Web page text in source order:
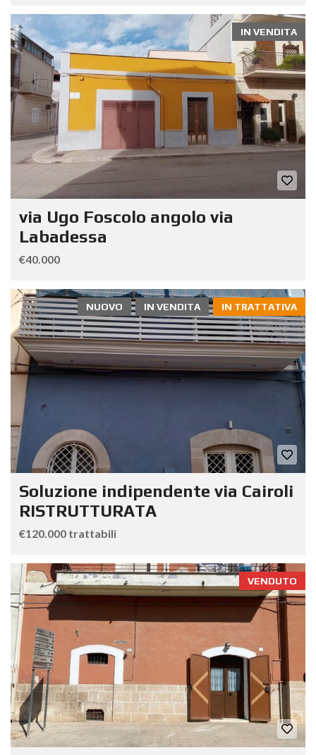
IN VENDITA
via Ugo Foscolo angolo via
Labadessa
€40.000
IN TRATTATIVA
IN VENDITA
NUOVO
Soluzione indipendente via Cairoli
RISTRUTTURATA
€120.000 trattabili
VENDUTO